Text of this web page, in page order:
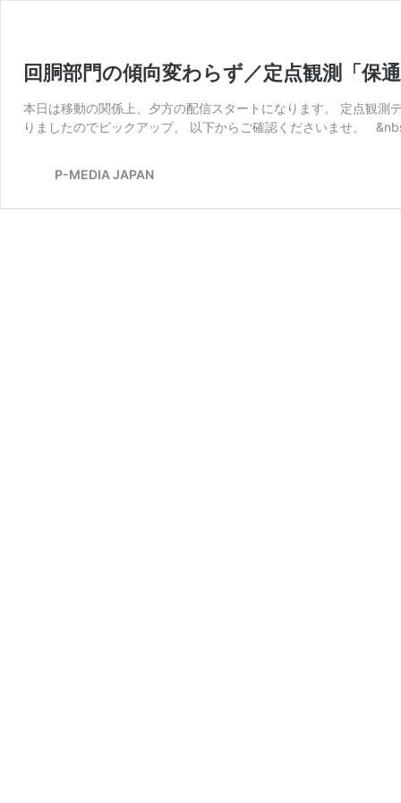
回胴部門の傾向変わらず／定点観測「保
本日は移動の関係上、夕方の配信スタートになります。 定点観
りましたのでピックアップ。 以下からご確認くださいませ。
P-MEDIA JAPAN